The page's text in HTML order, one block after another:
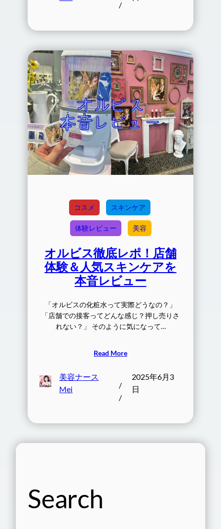
/
コスメ スキンケア
体験レビュー 美容
オルビス徹底レポ！店舗
体験＆人気スキンケアを
本音レビュー
「オルビスの化粧水って実際どうなの？」
「店舗での接客ってどんな感じ？押し売りさ
れない？」 そのように気になって…
Read More
美容ナース
Mei
/
/
2025年6月3
日
Search